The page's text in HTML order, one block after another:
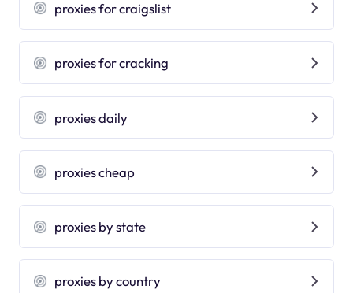
proxies for craigslist
proxies for cracking
proxies daily
proxies cheap
proxies by state
proxies by country